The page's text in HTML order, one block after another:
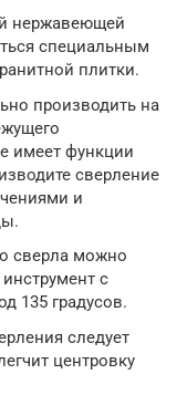
нержавеющей
специальным
плитки.
производить на
имеет функции
сверление
и
сверла можно
с
135 градусов.
следует
центровку